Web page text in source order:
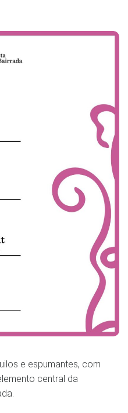
e espumantes, com
central da